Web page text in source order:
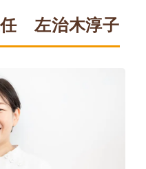
左治木淳子